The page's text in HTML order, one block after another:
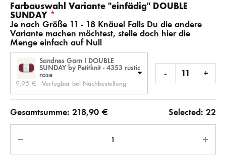
Farbauswahl Variante "einfädig" DOUBLE
SUNDAY
Je nach Größe 11 - 18 Knäuel Falls Du die andere
Variante machen möchtest, stelle doch hier die
Menge einfach auf Null
Sandnes Garn I DOUBLE
SUNDAY by Petitknit - 4353 rustic
rose
9,95 € Verfügbar bei Nachbestellung
- +
Gesamtsumme: 218,90 € Selected: 22